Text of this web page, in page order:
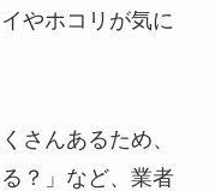
やホコリが気に
さんあるため、
？」など、業者